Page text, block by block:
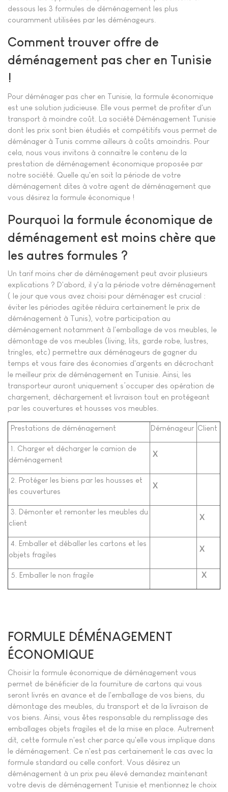
dessous les 3 formules de déménagement les plus
couramment utilisées par les déménageurs.
Comment trouver offre de
déménagement pas cher en Tunisie
!
Pour déménager pas cher en Tunisie, la formule économique
est une solution judicieuse. Elle vous permet de profiter d'un
transport à moindre coût. La société Déménagement Tunisie
dont les prix sont bien étudiés et compétitifs vous permet de
déménager à Tunis comme ailleurs à coûts amoindris. Pour
cela, nous vous invitons à connaitre le contenu de la
prestation de déménagement économique proposée par
notre société. Quelle qu'en soit la période de votre
déménagement dites à votre agent de déménagement que
vous désirez la formule économique !
Pourquoi la formule économique de
déménagement est moins chère que
les autres formules ?
Un tarif moins cher de déménagement peut avoir plusieurs
explications ? D'abord, il y'a la période votre déménagement
( le jour que vous avez choisi pour déménager est crucial :
éviter les périodes agitée réduira certainement le prix de
déménagement à Tunis), votre participation au
déménagement notamment à l'emballage de vos meubles, le
démontage de vos meubles (living, lits, garde robe, lustres,
tringles, etc) permettre aux déménageurs de gagner du
temps et vous faire des économies d'argents en décrochant
le meilleur prix de déménagement en Tunisie. Ainsi, les
transporteur auront uniquement s’occuper des opération de
chargement, déchargement et livraison tout en protégeant
par les couvertures et housses vos meubles.
Prestations de déménagement Déménageur Client
1. Charger et décharger le camion de
déménagement
X
2. Protéger les biens par les housses et
les couvertures
X
3. Démonter et remonter les meubles du
client
X
4. Emballer et déballer les cartons et les
objets fragiles
X
5. Emballer le non fragile X
FORMULE DÉMÉNAGEMENT
ÉCONOMIQUE
Choisir la formule économique de déménagement vous
permet de bénéficier de la fourniture de cartons qui vous
seront livrés en avance et de l'emballage de vos biens, du
démontage des meubles, du transport et de la livraison de
vos biens. Ainsi, vous êtes responsable du remplissage des
emballages objets fragiles et de la mise en place. Autrement
dit, cette formule n'est cher parce qu'elle vous implique dans
le déménagement. Ce n'est pas certainement le cas avec la
formule standard ou celle confort. Vous désirez un
déménagement à un prix peu élevé demandez maintenant
votre devis de déménagement Tunisie et mentionnez le choix